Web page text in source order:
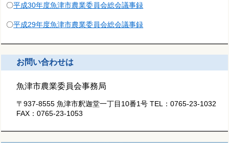
〇平成30年度魚津市農業委員会総会議事録
〇平成29年度魚津市農業委員会総会議事録
お問い合わせは
魚津市農業委員会事務局
〒937-8555 魚津市釈迦堂一丁目10番1号 TEL：0765-23-1032
FAX：0765-23-1053